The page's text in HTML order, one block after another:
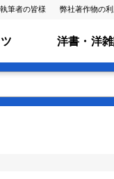
執筆者の皆様 弊社著作物の
洋書・洋